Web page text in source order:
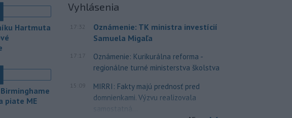
z
Horskej
Malá Fatra
závozom. Po
z
Horskej
Hartmuta
piate ME
Vyhlásenia
17:32
Oznámenie: TK ministra investícií
Samuela Migaľa
17:17
Oznámenie: Kurikurálna reforma -
regionálne turné ministerstva školstva
15:09
MIRRI: Fakty majú prednosť pred
domnienkami. Výzvu realizovala
samostatná...